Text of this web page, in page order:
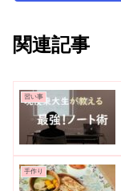
関連記事
習い事
手作り